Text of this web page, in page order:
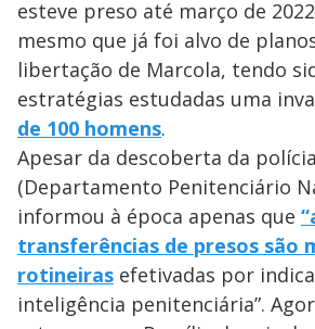
esteve preso até março de
mesmo que já foi alvo de
libertação de Marcola, tendo
estratégias estudadas uma
de 100 homens.
Apesar da descoberta da
(Departamento Penitenciário
informou à época apenas que
transferências de presos são
rotineiras efetivadas por
inteligência penitenciária”.